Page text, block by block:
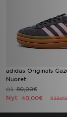
adidas Originals
Nuoret
Oli80,00€
Nyt 40,00€